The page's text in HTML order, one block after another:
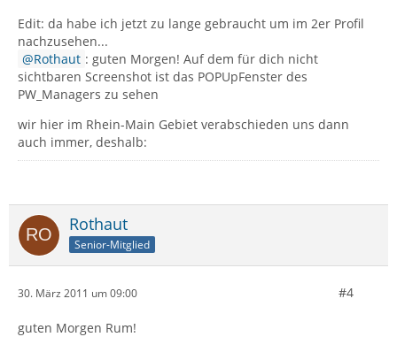
Edit: da habe ich jetzt zu lange gebraucht um im 2er Profil
nachzusehen...
Rothaut : guten Morgen! Auf dem für dich nicht
sichtbaren Screenshot ist das POPUpFenster des
PW_Managers zu sehen
wir hier im Rhein-Main Gebiet verabschieden uns dann
auch immer, deshalb:
Rothaut
Senior-Mitglied
30. März 2011 um 09:00 #4
guten Morgen Rum!